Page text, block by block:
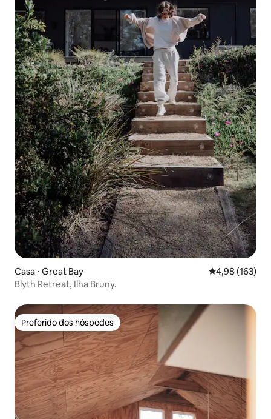
Casa ⋅ Great Bay 4,98 de uma
4,98 (163)
Blyth Retreat, Ilha Bruny.
Preferido dos hóspedes
Preferido dos hóspedes